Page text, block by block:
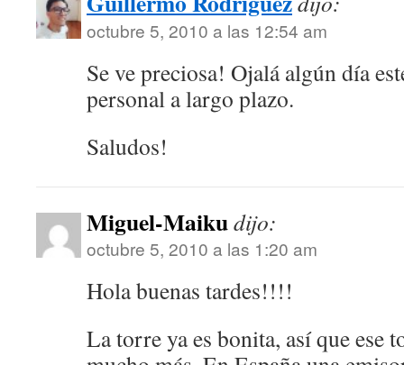
octubre 5, 2010 a las 12:54 am
Se ve preciosa! Ojalá algún día
personal a largo plazo.
Saludos!
Miguel-Maikudijo:
octubre 5, 2010 a las 1:20 am
Hola buenas tardes!!!!
La torre ya es bonita, así que ese